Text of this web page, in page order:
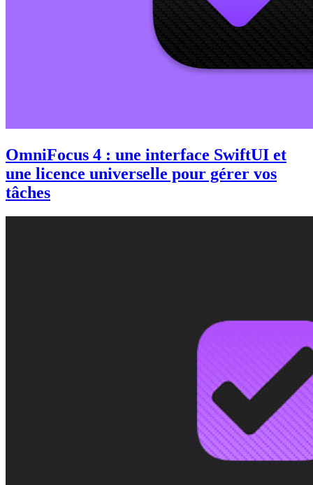
OmniFocus 4 : une interface SwiftUI et
une licence universelle pour gérer vos
tâches